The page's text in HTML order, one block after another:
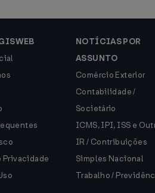
Privacidade
NOTÍCIAS POR
ASSUNTO
Comércio Exterior
Contabilidade /
Societário
ICMS, IPI, ISS e
IR / Contribuições
Simples Nacional
Trabalho /